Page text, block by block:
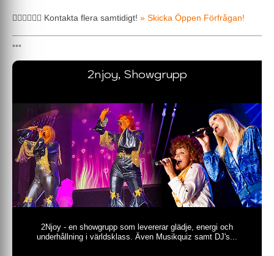
🖐🏼🖐🏼🖐🏼 Kontakta flera samtidigt! » Skicka Öppen Förfrågan!
2njoy, Showgrupp
2Njoy - en showgrupp som levererar glädje, energi och
underhållning i världsklass. Även Musikquiz samt DJ's...